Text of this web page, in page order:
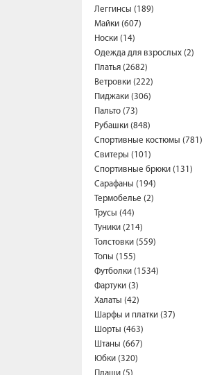
Леггинсы (189)
Майки (607)
Носки (14)
Одежда для взрослых (2)
Платья (2682)
Ветровки (222)
Пиджаки (306)
Пальто (73)
Рубашки (848)
Спортивные костюмы (781)
Свитеры (101)
Спортивные брюки (131)
Сарафаны (194)
Термобелье (2)
Трусы (44)
Туники (214)
Толстовки (559)
Топы (155)
Футболки (1534)
Фартуки (3)
Халаты (42)
Шарфы и платки (37)
Шорты (463)
Штаны (667)
Юбки (320)